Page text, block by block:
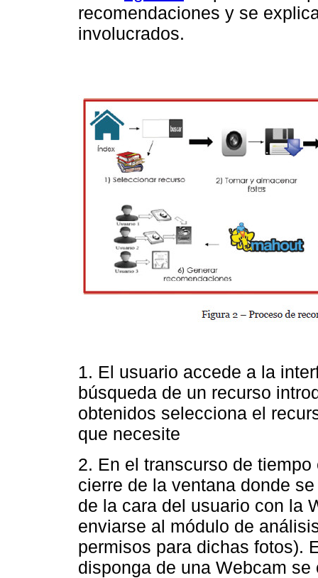
recomendaciones y se
involucrados.
1. El usuario accede a la
búsqueda de un recurso
obtenidos selecciona el
que necesite
2. En el transcurso de
cierre de la ventana donde
de la cara del usuario con la
enviarse al módulo de
permisos para dichas fotos).
disponga de una Webcam se